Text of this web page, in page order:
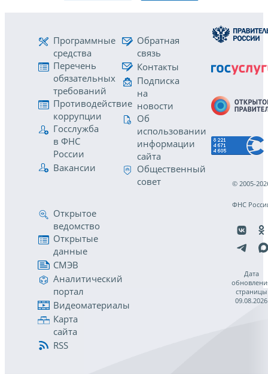
Программные
средства
Перечень
обязательных
требований
Противодействие
коррупции
Госслужба
в ФНС
России
Вакансии
Обратная
связь
Контакты
Подписка
на
новости
Об
использовании
информации
сайта
Общественный
совет
Открытое
ведомство
Открытые
данные
СМЭВ
Аналитический
портал
Видеоматериалы
Карта
сайта
RSS
© 2005-
ФНС
Дата
страницы
09.08.2026